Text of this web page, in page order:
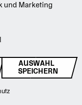
zum Seitenanfang
und Marketing
AUSWAHL
SPEICHERN